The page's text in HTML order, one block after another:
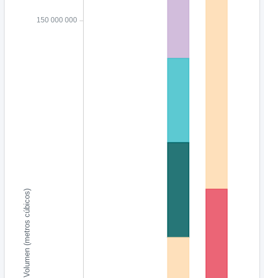
Volumen (metros cúbicos)
150 000 000